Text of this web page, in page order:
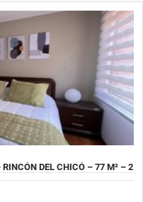
DEL CHICÓ – 77 M² – 2